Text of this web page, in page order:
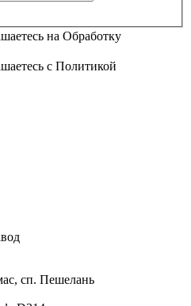
на Обработку
с Политикой
сп. Пешелань